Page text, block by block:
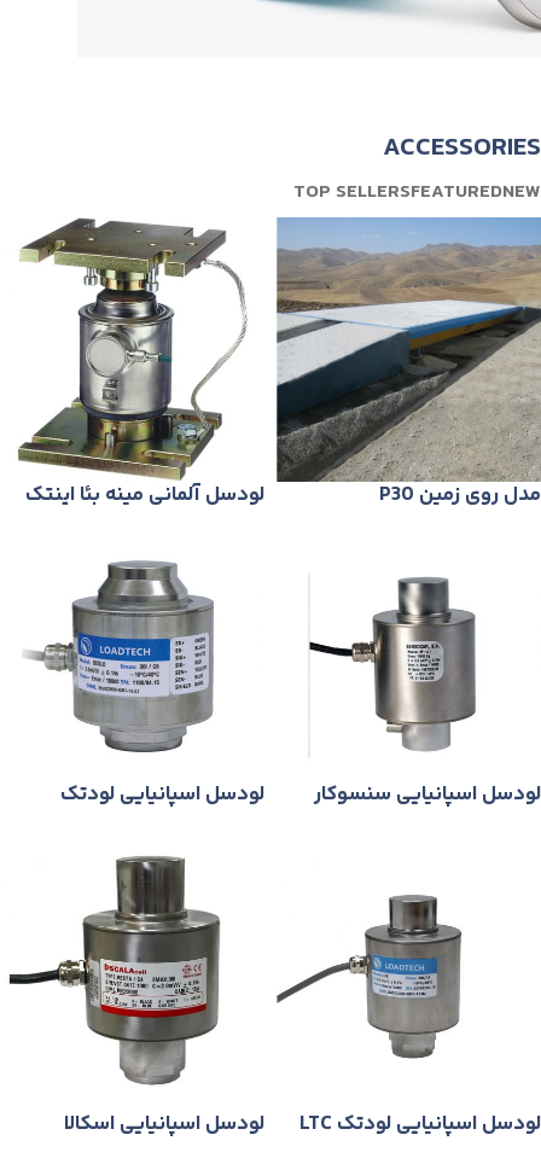
LAPTOP BLUE MOUSE
VIEW MORE
ACCESSORIES
NEW
FEATURED
TOP SELLERS
مدل روی زمین P30
لودسل آلمانی مینه بئا اینتک
لودسل اسپانیایی سنسوكار
لودسل اسپانیایی لودتک
لودسل اسپانیایی لودتک LTC
لودسل اسپانیایی اسکالا